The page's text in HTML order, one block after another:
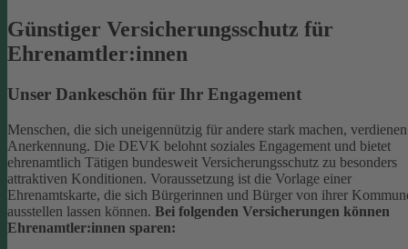
Günstiger Versicherungsschutz für
Ehrenamtler:innen
Unser Dankeschön für Ihr Engagement
Menschen, die sich uneigennützig für andere stark machen, verdienen
Anerkennung. Die DEVK belohnt soziales Engagement und bietet
ehrenamtlich Tätigen bundesweit Versicherungsschutz zu besonders
attraktiven Konditionen. Voraussetzung ist die Vorlage einer
Ehrenamtskarte, die sich Bürgerinnen und Bürger von ihrer
ausstellen lassen können. Bei folgenden Versicherungen können
Ehrenamtler:innen sparen: